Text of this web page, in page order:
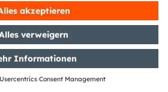
WpHG mit dem Ziel der
Verbreitung
Einträgen.